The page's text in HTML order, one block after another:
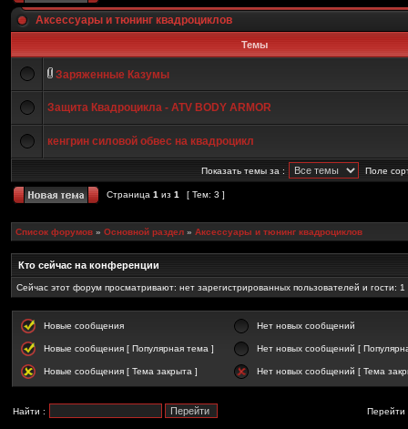
Аксессуары и тюнинг квадроциклов
Темы
Заряженные Казумы
Защита Квадроцикла - ATV BODY ARMOR
кенгрин силовой обвес на квадроцикл
Показать темы за : Поле
Страница 1 из 1 [ Тем: 3 ]
Список форумов » Основной раздел » Аксессуары и тюнинг квадроциклов
Кто сейчас на конференции
Сейчас этот форум просматривают: нет зарегистрированных пользователей и гости: 1
Новые сообщения Нет новых сообщений
Новые сообщения [ Популярная тема ] Нет новых сообщений [
Новые сообщения [ Тема закрыта ] Нет новых сообщений [ Тема
Найти : Перейти